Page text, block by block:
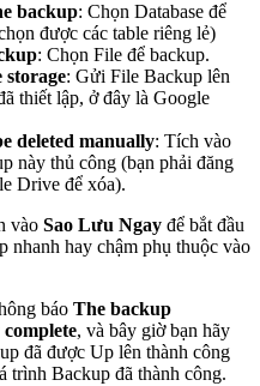
backup: Chọn Database để
được các table riêng lẻ)
: Chọn File để backup.
storage: Gửi File Backup lên
thiết lập, ở đây là Google
deleted manually: Tích vào
này thủ công (bạn phải đăng
Drive để xóa).
vào Sao Lưu Ngay để bắt đầu
nhanh hay chậm phụ thuộc vào
báo The backup
, và bây giờ bạn hãy
đã được Up lên thành công
trình Backup đã thành công.